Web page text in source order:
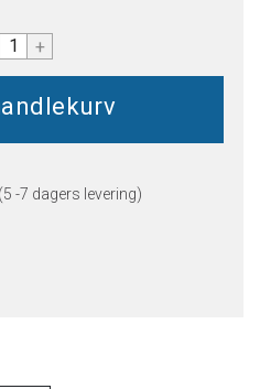
+
-7 dagers levering)